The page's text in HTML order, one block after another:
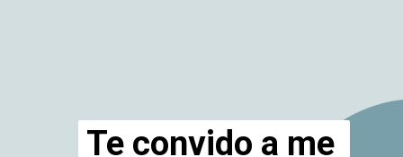
Te convido a me
Te convido a me